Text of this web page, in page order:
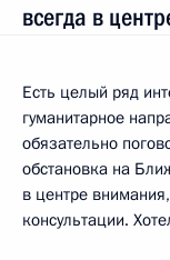
всегда в
Есть целый ряд
гуманитарное
обязательно
обстановка на
в центре
консультации.